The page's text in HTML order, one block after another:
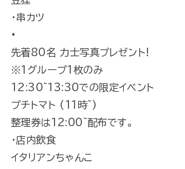
・串カツ
•
先着80名 力士写真プレゼント!
※1グループ1枚のみ
12:30~13:30での限定イベント
プチトマト (11時~)
整理券は12:00~配布です。
・店内飲食
イタリアンちゃんこ